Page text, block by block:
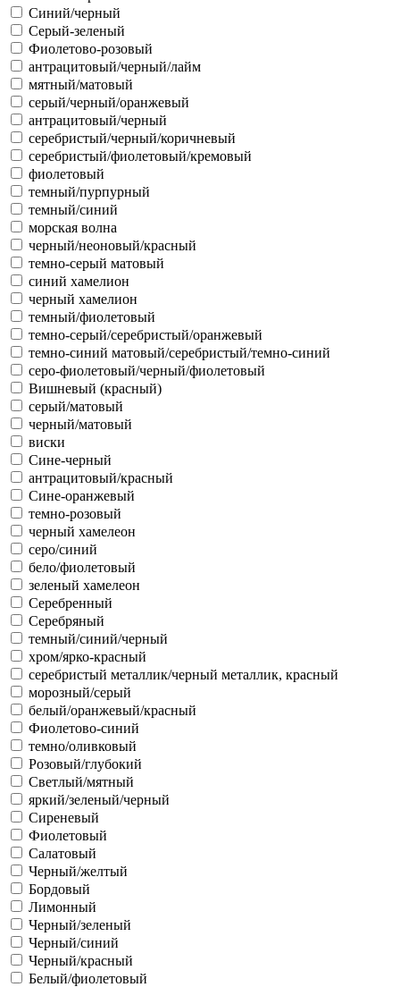
Синий/черный
Серый-зеленый
Фиолетово-розовый
антрацитовый/черный/лайм
мятный/матовый
серый/черный/оранжевый
антрацитовый/черный
серебристый/черный/коричневый
серебристый/фиолетовый/кремовый
фиолетовый
темный/пурпурный
темный/синий
морская волна
черный/неоновый/красный
темно-серый матовый
синий хамелион
черный хамелион
темный/фиолетовый
темно-серый/серебристый/оранжевый
темно-синий матовый/серебристый/темно-синий
серо-фиолетовый/черный/фиолетовый
Вишневый (красный)
серый/матовый
черный/матовый
виски
Сине-черный
антрацитовый/красный
Сине-оранжевый
темно-розовый
черный хамелеон
серо/синий
бело/фиолетовый
зеленый хамелеон
Серебренный
Серебряный
темный/синий/черный
хром/ярко-красный
серебристый металлик/черный металлик, красный
морозный/серый
белый/оранжевый/красный
Фиолетово-синий
темно/оливковый
Розовый/глубокий
Светлый/мятный
яркий/зеленый/черный
Сиреневый
Фиолетовый
Салатовый
Черный/желтый
Бордовый
Лимонный
Черный/зеленый
Черный/синий
Черный/красный
Белый/фиолетовый